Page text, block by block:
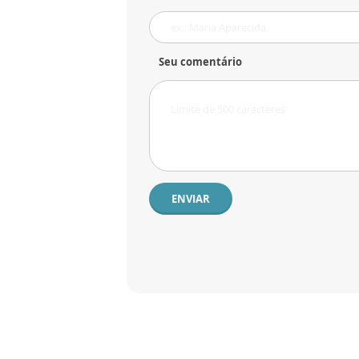
Seu comentário
ENVIAR